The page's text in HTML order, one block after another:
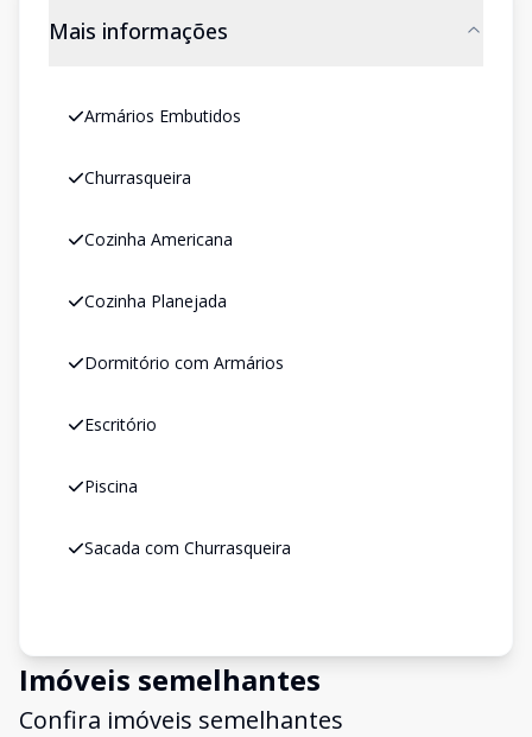
Mais informações
Armários Embutidos
Churrasqueira
Cozinha Americana
Cozinha Planejada
Dormitório com Armários
Escritório
Piscina
Sacada com Churrasqueira
Imóveis semelhantes
Confira imóveis semelhantes